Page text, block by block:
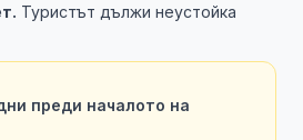
Туристът дължи неустойка
преди началото на